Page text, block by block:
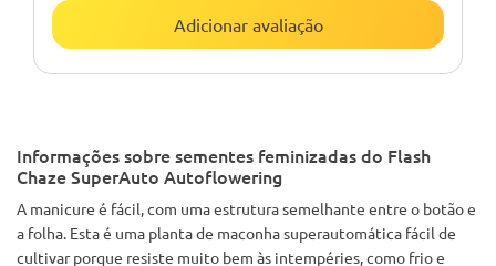
Adicionar avaliação
Informações sobre sementes feminizadas do Flash
Chaze SuperAuto Autoflowering
A manicure é fácil, com uma estrutura semelhante entre o botão e
a folha. Esta é uma planta de maconha superautomática fácil de
cultivar porque resiste muito bem às intempéries, como frio e